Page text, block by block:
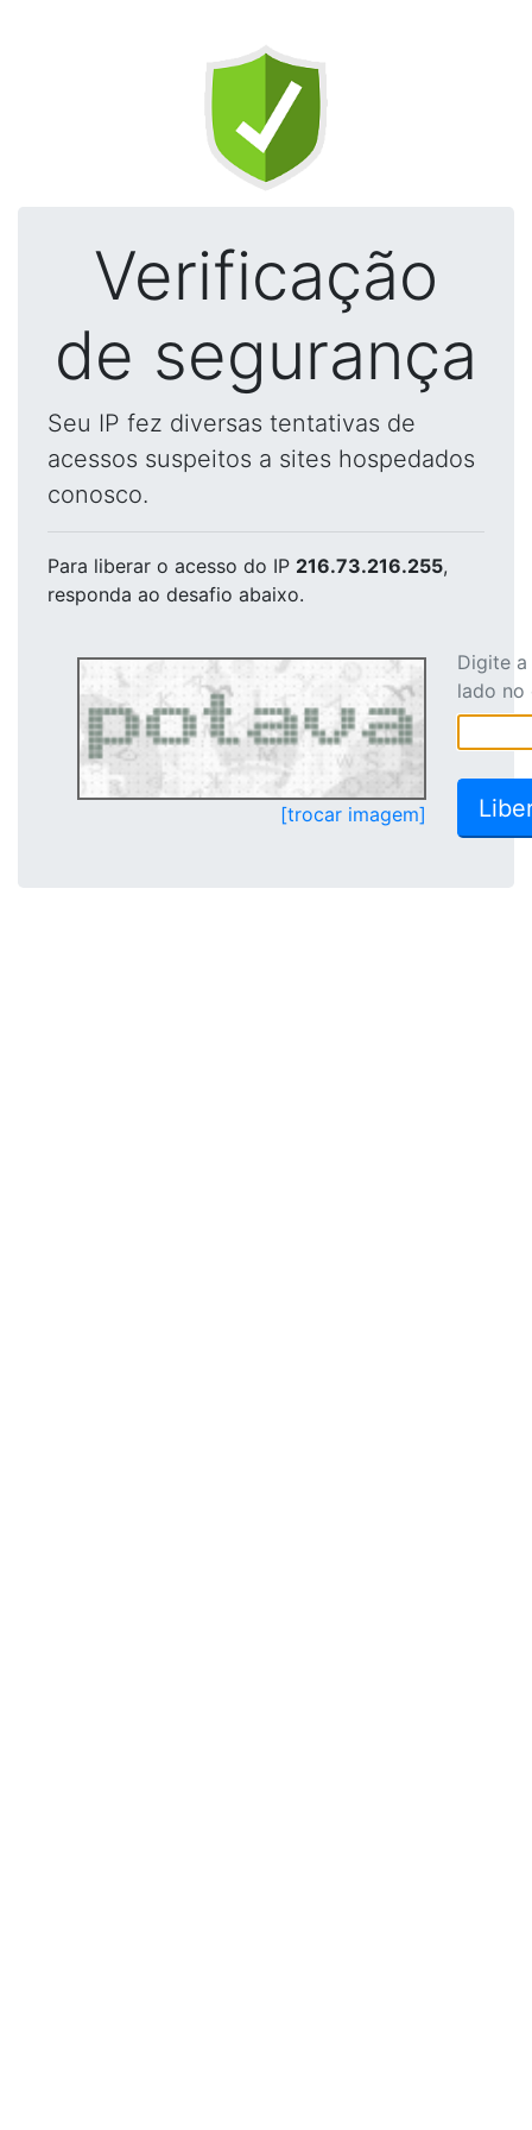
Verificação
de segurança
Seu IP fez diversas tentativas de
acessos suspeitos a sites hospedados
conosco.
Para liberar o acesso do IP 216.73.216.255,
responda ao desafio abaixo.
[trocar imagem]
Digite
lado no